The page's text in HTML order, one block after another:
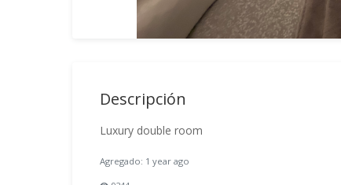
Descripción
Luxury double room
Agregado: 1 year ago